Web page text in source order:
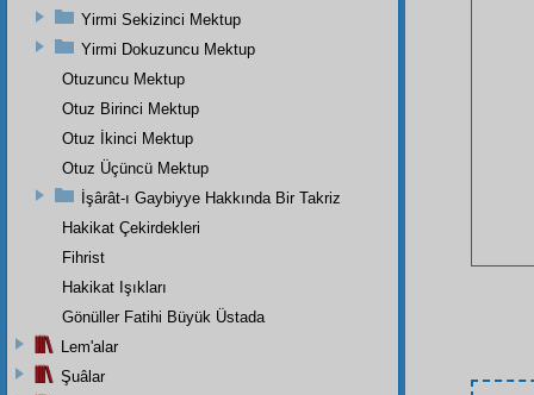
Yirmi Sekizinci Mektup
Yirmi Dokuzuncu Mektup
Otuzuncu Mektup
Otuz Birinci Mektup
Otuz İkinci Mektup
Otuz Üçüncü Mektup
İşârât-ı Gaybiyye Hakkında Bir Takriz
Hakikat Çekirdekleri
Fihrist
Hakikat Işıkları
Gönüller Fatihi Büyük Üstada
Lem'alar
Şuâlar